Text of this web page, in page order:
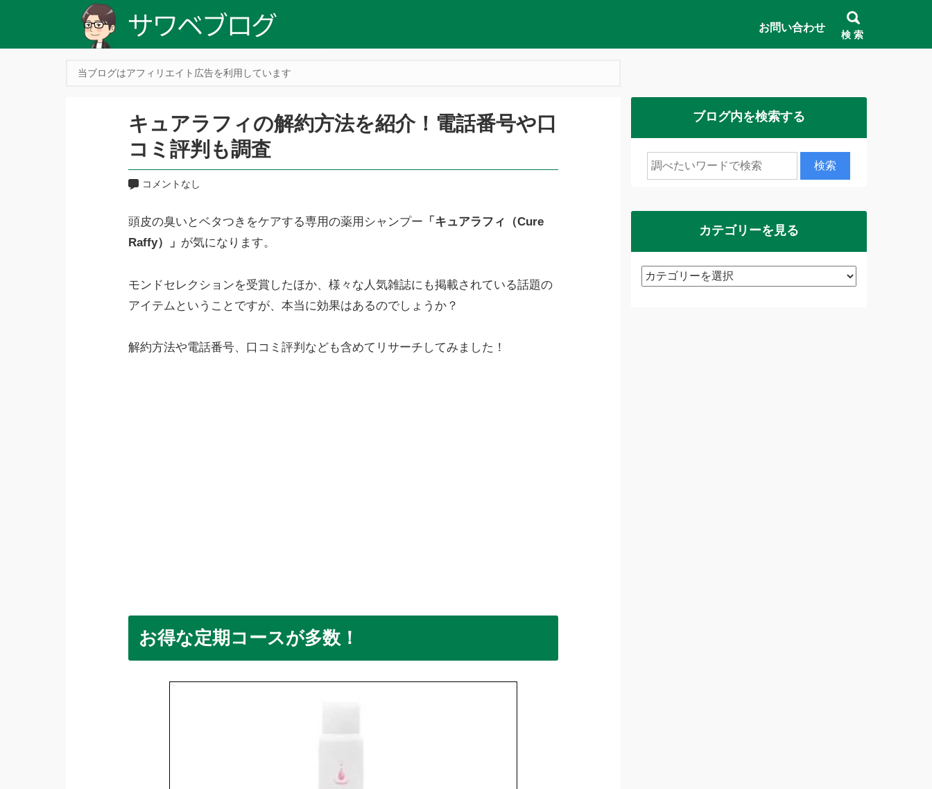
お問い合わせ
検 索
当ブログはアフィリエイト広告を利用しています
キュアラフィの解約方法を紹介！電話番号や口
コミ評判も調査
コメントなし
頭皮の臭いとベタつきをケアする専用の薬用シャンプー 「キュアラフィ（Cure
Raffy）」 が気になります。
モンドセレクションを受賞したほか、様々な人気雑誌にも掲載されている話題の
アイテムということですが、本当に効果はあるのでしょうか？
解約方法や電話番号、口コミ評判なども含めてリサーチしてみました！
お得な定期コースが多数！
ブログ内を検索する
カテゴリーを見る
カ